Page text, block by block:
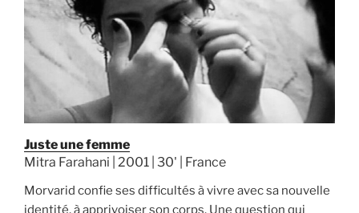
Juste une femme
Mitra Farahani | 2001 | 30' | France
Morvarid confie ses difficultés à vivre avec sa nouvelle
identité, à apprivoiser son corps. Une question qui